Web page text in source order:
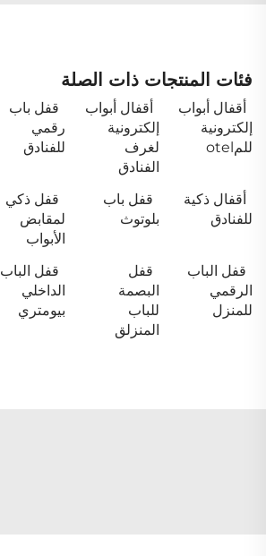
فئات المنتجات ذات الصلة
أقفال أبواب
إلكترونية
للمotel
أقفال أبواب
إلكترونية
لغرف
الفنادق
قفل باب
رقمي
للفنادق
أقفال ذكية
للفنادق
قفل باب
بلوتوث
قفل ذكي
لمقابض
الأبواب
قفل الباب
الرقمي
للمنزل
قفل
البصمة
للباب
المنزلق
قفل الباب
الداخلي
بيومتري